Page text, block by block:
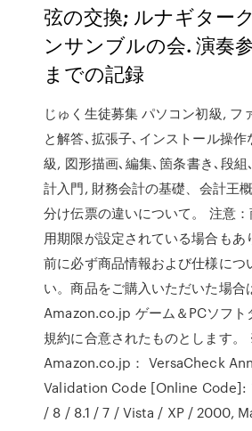
弦の交換; ルナギター
ンサンブルの会. 演奏
までの記録
じゅく生徒募集 パソコン初級, フ
と解答､拡張子､インストール操作
級, 図形描画､編集､箇条書き､段
計入門, 財務会計の基礎、会計王
分け伝票の違いについて。 注意
用期限が設定されている場合もあ
前に必ず商品情報および仕様につ
い。商品をご購入いただいた場合
Amazon.co.jp ゲーム＆PCソフト
規約に合意されたものとします
Amazon.co.jp： VersaCheck
Validation Code [Online Code]:
/ 8 / 8.1 / 7 / Vista / XP / 2000,